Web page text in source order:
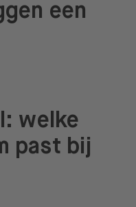
een
welke
past bij